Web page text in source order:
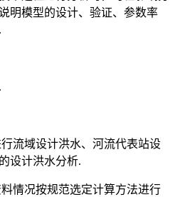
明模型的设计、验证、参数率
流域设计洪水、河流代表站设
设计洪水分析.
情况按规范选定计算方法进行